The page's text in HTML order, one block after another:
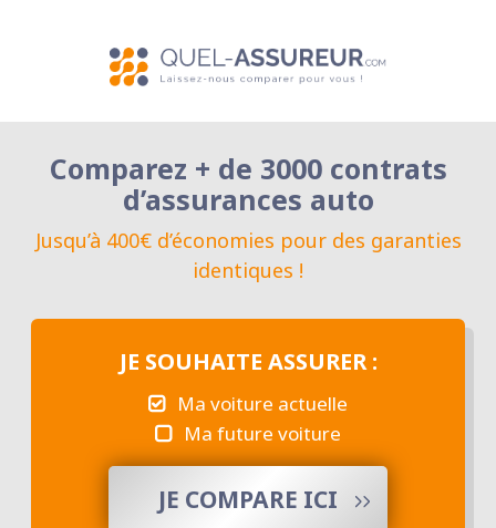
Comparez + de 3000 contrats
d’assurances auto
Jusqu’à 400€ d’économies pour des garanties
identiques !
JE SOUHAITE ASSURER :
Ma voiture actuelle
Ma future voiture
JE COMPARE ICI